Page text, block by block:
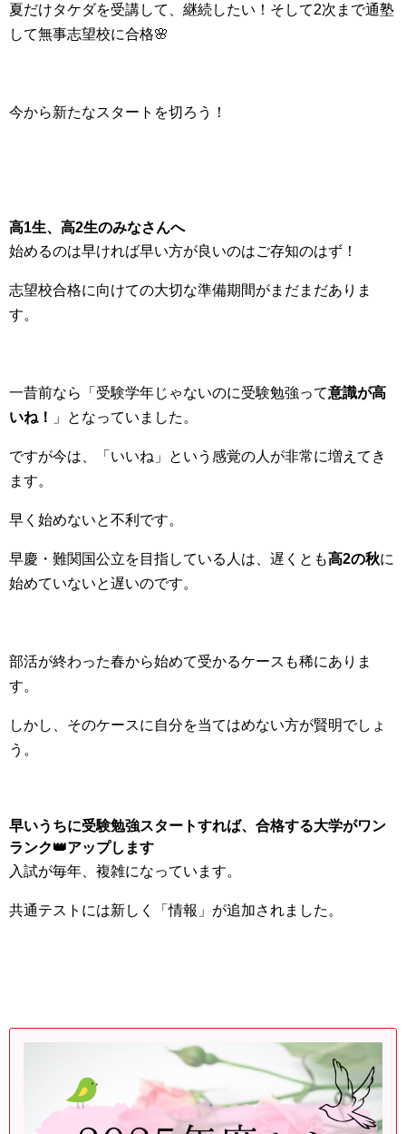
夏だけタケダを受講して、継続したい！そして2次まで通塾
して無事志望校に合格🌸
今から新たなスタートを切ろう！
高1生、高2生のみなさんへ
始めるのは早ければ早い方が良いのはご存知のはず！
志望校合格に向けての大切な準備期間がまだまだありま
す。
一昔前なら「受験学年じゃないのに受験勉強って意識が高
いね！
」となっていました。
ですが今は、「いいね」という感覚の人が非常に増えてき
ます。
早く始めないと不利です。
早慶・難関国公立を目指している人は、遅くとも高2の秋に
始めていないと遅いのです。
部活が終わった春から始めて受かるケースも稀にありま
す。
しかし、そのケースに自分を当てはめない方が賢明でしょ
う。
早いうちに受験勉強スタートすれば、合格する大学がワン
ランク👑アップします
入試が毎年、複雑になっています。
共通テストには新しく「情報」が追加されました。